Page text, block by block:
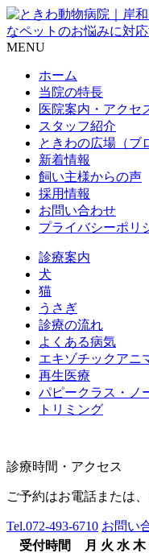
MENU
ホーム
当院の特長
医院案内・アクセ
スタッフ紹介
ときわの広場（ブ
新着情報
飼い主様からの声
採用情報
お問い合わせ
プライバシーポリ
診療案内
犬
猫
うさぎ
診療の流れ
よくある病気
エキゾチックアニ
再生医療
パピークラス・ノ
トリミング
診療時間・アクセス
ご予約はお電話または
Tel.072-493-6710 お問い
受付時間
月 火 水 木